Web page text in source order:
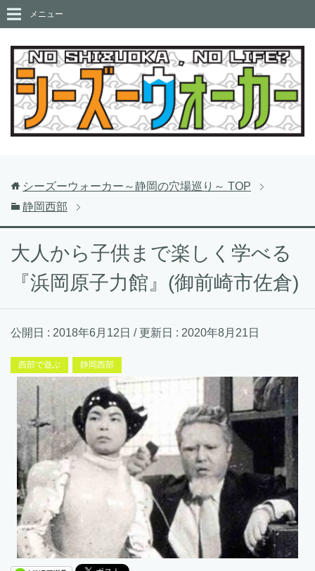
メニュー
シーズーウォーカー～静岡の穴場巡り～ TOP
静岡西部
大人から子供まで楽しく学べる
『浜岡原子力館』(御前崎市佐倉)
公開日 : 2018年6月12日 / 更新日 : 2020年8月21日
西部で遊ぶ 静岡西部